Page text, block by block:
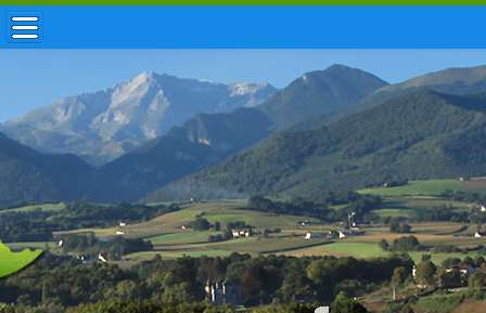
ACCUEIL / INFOS
MUNICIPALITÉ
VIE LOCALE
ENFANCE
TOURISME
HISTOIRE